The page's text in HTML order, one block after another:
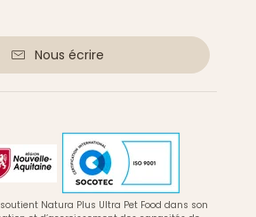
Nous écrire
soutient Natura Plus Ultra Pet Food dans son